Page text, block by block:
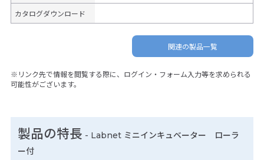
カタログダウンロード
関連の製品一覧
※リンク先で情報を閲覧する際に、ログイン・フォーム入力等を求められる
可能性がございます。
製品の特長 - Labnet ミニインキュベーター ローラ
ー付